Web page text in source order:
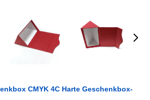
CMYK 4C Harte Geschenkbox-